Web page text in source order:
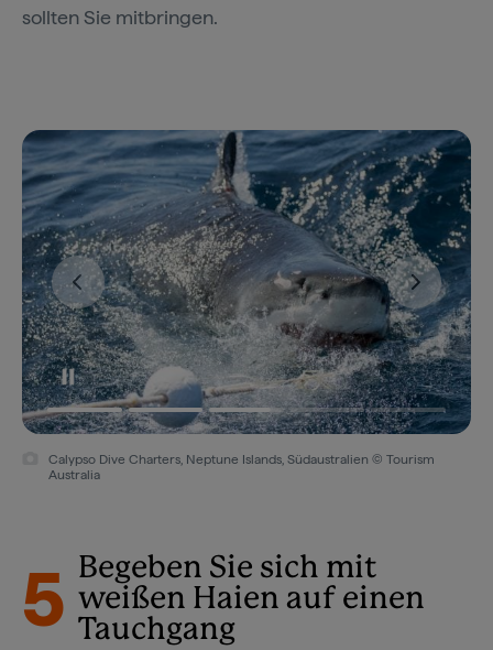
sollten Sie mitbringen.
Calypso Dive Charters, Neptune Islands, Südaustralien © Tourism
Australia
5 Begeben Sie sich mit
weißen Haien auf einen
Tauchgang